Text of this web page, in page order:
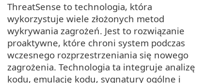
ThreatSense to technologia, która
wykorzystuje wiele złożonych metod
wykrywania zagrożeń. Jest to rozwiązanie
proaktywne, które chroni system podczas
wczesnego rozprzestrzeniania się nowego
zagrożenia. Technologia ta integruje analizę
kodu, emulację kodu, sygnatury ogólne i